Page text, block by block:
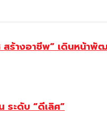
างอาชีพ” เดินหน้าพั
ระดับ “ดีเลิศ”